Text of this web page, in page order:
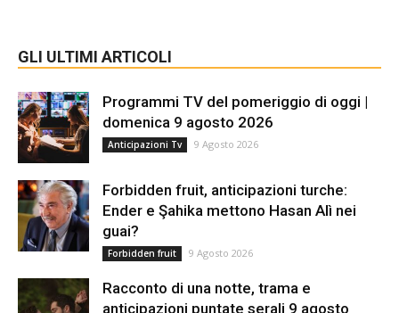
GLI ULTIMI ARTICOLI
Programmi TV del pomeriggio di oggi |
domenica 9 agosto 2026
Anticipazioni Tv 9 Agosto 2026
Forbidden fruit, anticipazioni turche:
Ender e Şahika mettono Hasan Alì nei
guai?
Forbidden fruit 9 Agosto 2026
Racconto di una notte, trama e
anticipazioni puntate serali 9 agosto